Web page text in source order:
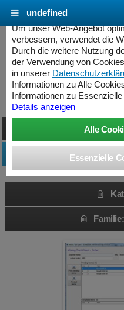
Kategorie: Alle »
Cookie Einstellungen -
Um unser Web-Angebot
verbessern, verwendet die
Durch die weitere Nutzung
der Verwendung von
in unserer
Informationen zu Alle
Informationen zu
Details anzeigen
undefined